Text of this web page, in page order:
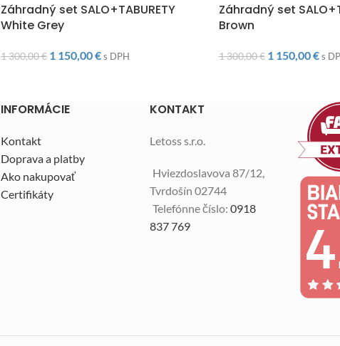
Záhradný set SALO+TABURETY
White Grey
1 300,00€ 1 150,00€s DPH
Záhradný set
Brown
1 300,00€ 1 150,00€ s
INFORMÁCIE
Kontakt
Doprava a platby
Ako nakupovať
Certifikáty
KONTAKT
Letoss s.r.o.
Hviezdoslavova 87/12,
Tvrdošín 02744
Telefónne číslo: 0918
837 769